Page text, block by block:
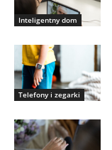
Inteligentny dom
Telefony i zegarki